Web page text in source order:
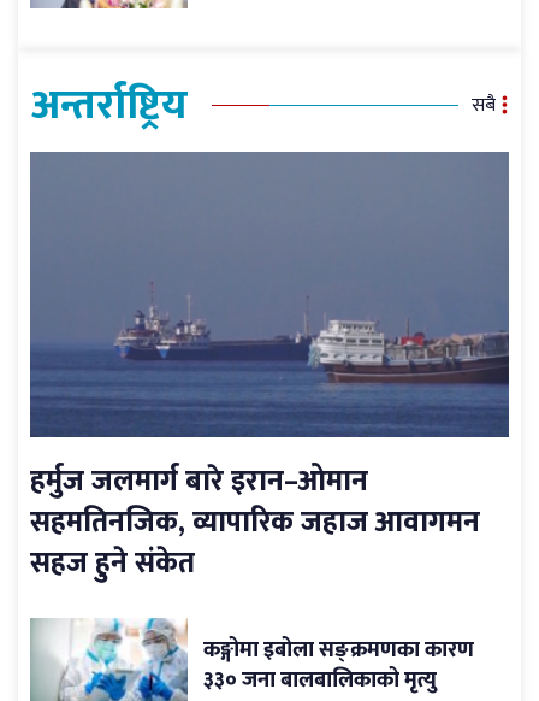
अन्तर्राष्ट्रिय सबै
हर्मुज जलमार्ग बारे इरान–ओमान
सहमतिनजिक, व्यापारिक जहाज आवागमन
सहज हुने संकेत
कङ्गोमा इबोला सङ्क्रमणका कारण
३३० जना बालबालिकाको मृत्यु